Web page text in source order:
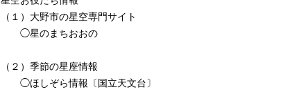
（１）大野市の星空専門サイト
◯星のまちおおの
（２）季節の星座情報
◯ほしぞら情報〔国立天文台〕